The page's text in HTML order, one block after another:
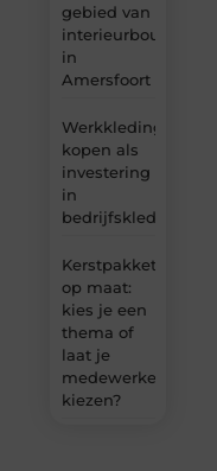
gebied van
interieurbouw
in
Amersfoort
Werkkleding
kopen als
investering
in
bedrijfskleding
Kerstpakket
op maat:
kies je een
thema of
laat je
medewerkers
kiezen?